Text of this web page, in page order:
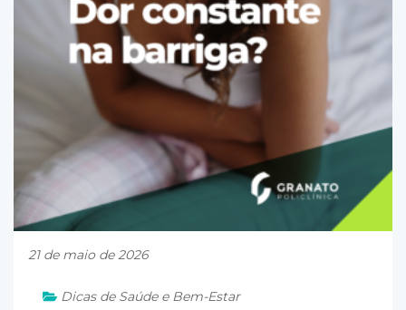
21 de maio de 2026
Dicas de Saúde e Bem-Estar